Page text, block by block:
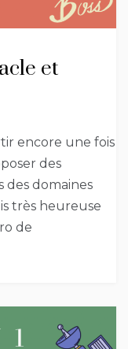
et
encore une fois
des
des domaines
très heureuse
de